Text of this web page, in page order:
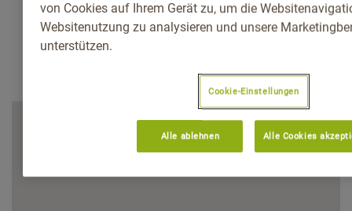
von Cookies auf Ihrem Gerät zu, um die
Websitenutzung zu analysieren und unsere
unterstützen.
Cookie-Einstellungen
Alle ablehnen Alle Cookies